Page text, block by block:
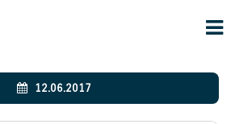
12.06.2017